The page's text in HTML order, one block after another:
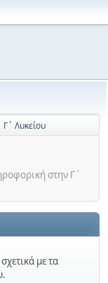
Γ΄ Λυκείου
στην Γ΄
με τα